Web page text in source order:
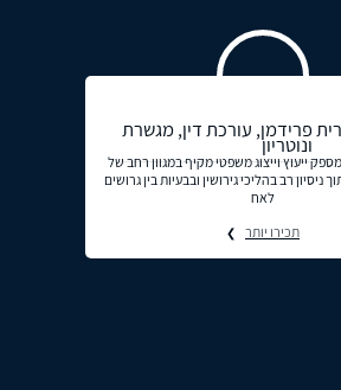
פרידמן, עורכת דין, מגשרת
ונוטריון
ייעוץ וייצוג משפטי מקיף במגוון רחב של
ניסיון רב בהליכי גירושין ובבעיות בין גרושים
לאח
תכירו יותר